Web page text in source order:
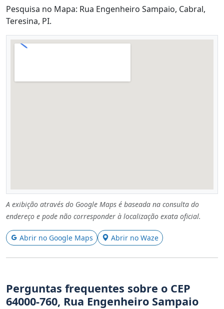
Pesquisa no Mapa: Rua Engenheiro Sampaio, Cabral,
Teresina, PI.
A exibição através do Google Maps é baseada na consulta do
endereço e pode não corresponder à localização exata oficial.
Abrir no Google Maps Abrir no Waze
Perguntas frequentes sobre o CEP
64000-760, Rua Engenheiro Sampaio